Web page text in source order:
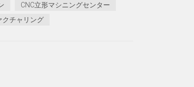
CNC立形マシニングセンター
クチャリング